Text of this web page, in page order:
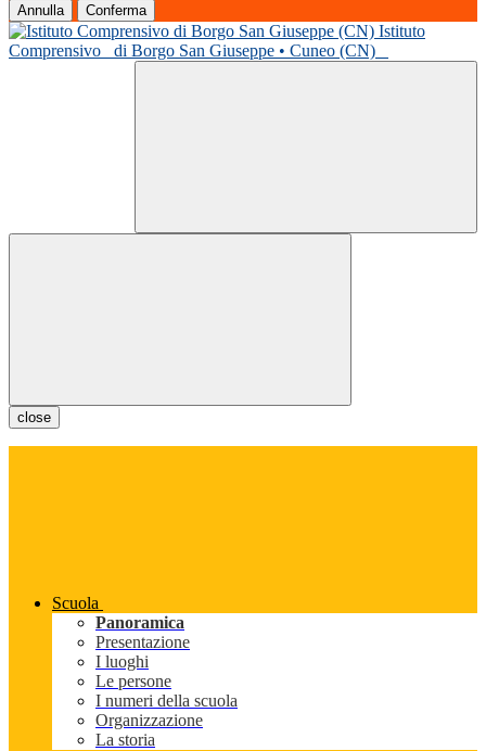
Annulla Conferma
Istituto
Comprensivo
di Borgo San Giuseppe • Cuneo (CN)
close
Scuola
Panoramica
Presentazione
I luoghi
Le persone
I numeri della scuola
Organizzazione
La storia